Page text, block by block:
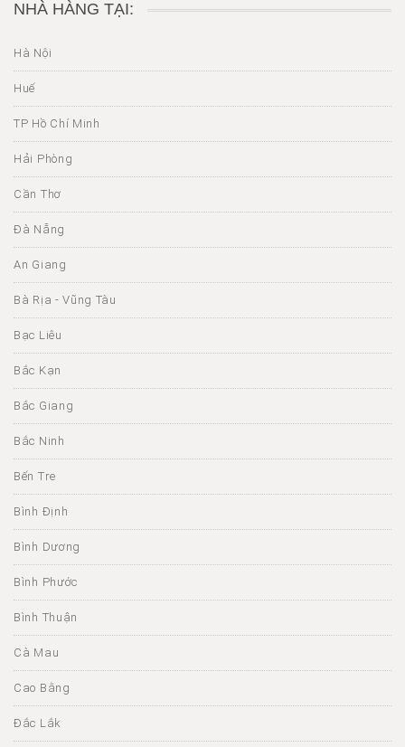
NHÀ HÀNG TẠI:
Hà Nội
Huế
TP Hồ Chí Minh
Hải Phòng
Cần Thơ
Đà Nẵng
An Giang
Bà Rịa - Vũng Tàu
Bạc Liêu
Bắc Kạn
Bắc Giang
Bắc Ninh
Bến Tre
Bình Định
Bình Dương
Bình Phước
Bình Thuận
Cà Mau
Cao Bằng
Đắc Lắk